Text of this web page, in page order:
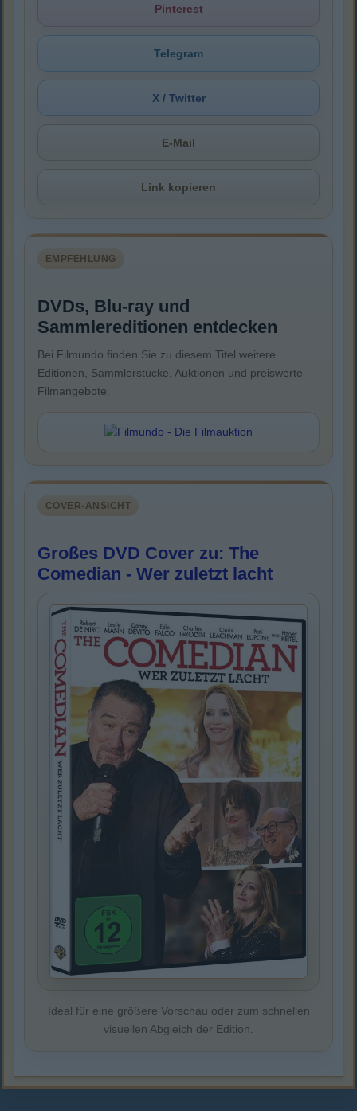
Pinterest
Telegram
X / Twitter
E-Mail
Link kopieren
EMPFEHLUNG
DVDs, Blu-ray und
Sammlereditionen entdecken
Bei Filmundo finden Sie zu diesem Titel weitere
Editionen, Sammlerstücke, Auktionen und preiswerte
Filmangebote.
COVER-ANSICHT
Großes DVD Cover zu: The
Comedian - Wer zuletzt lacht
Ideal für eine größere Vorschau oder zum schnellen
visuellen Abgleich der Edition.